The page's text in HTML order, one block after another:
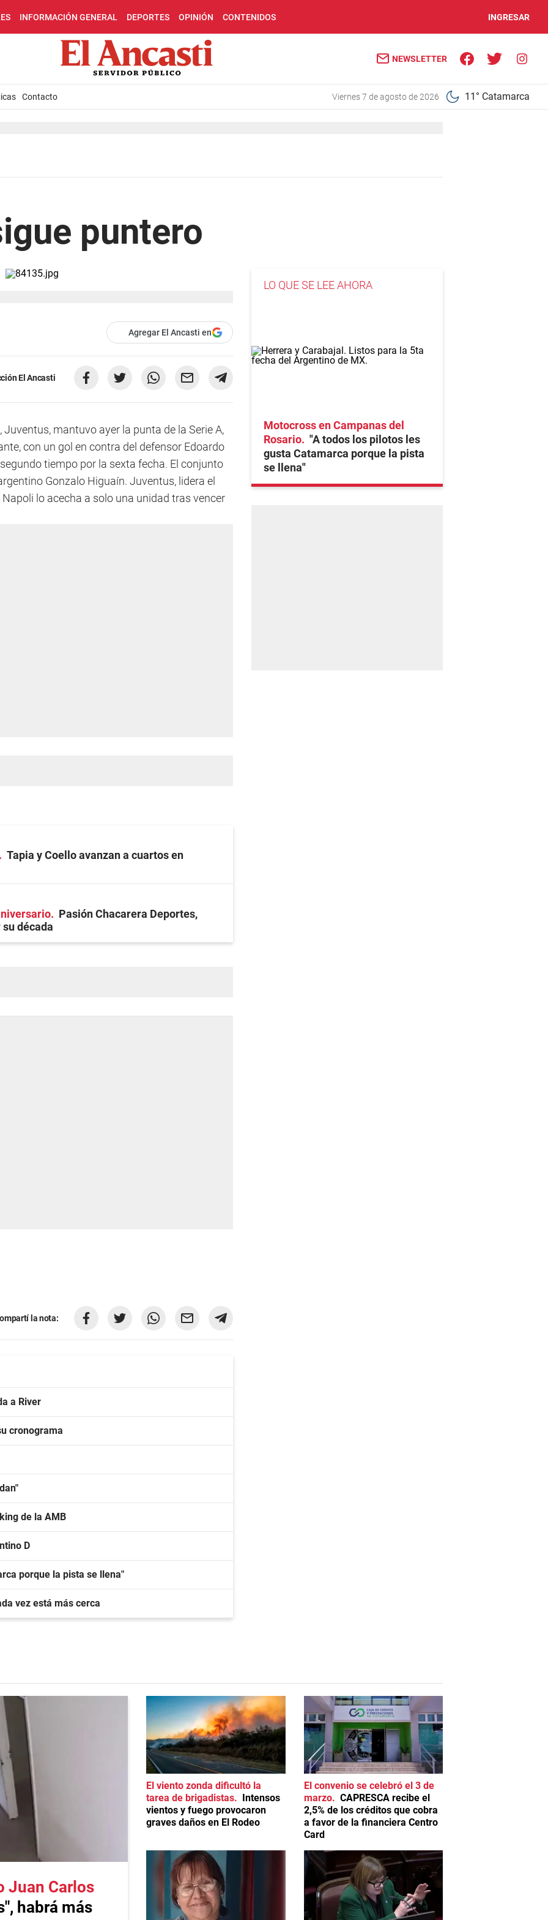
INFORMACIÓN GENERAL DEPORTES OPINIÓN CONTENIDOS INGRESAR
NEWSLETTER
Contacto viernes 7 de agosto de 2026 11° Catamarca
puntero
Agregar El Ancasti en
El Ancasti
mantuvo ayer la punta de la Serie A,
con un gol en contra del defensor Edoardo
tiempo por la sexta fecha. El conjunto
Gonzalo Higuaín. Juventus, lidera el
lo acecha a solo una unidad tras vencer
Tapia y Coello avanzan a cuartos en
Pasión Chacarera Deportes,
década
la nota:
a River
cronograma
de la AMB
D
porque la pista se llena"
vez está más cerca
LO QUE SE LEE AHORA
Motocross en Campanas del
Rosario
"A todos los pilotos les
gusta Catamarca porque la pista
se llena"
Juan Carlos
habrá más
El viento zonda dificultó la
tarea de brigadistas
Intensos
vientos y fuego provocaron
graves daños en El Rodeo
El convenio se celebró el 3 de
marzo
CAPRESCA recibe el
2,5% de los créditos que cobra
a favor de la financiera Centro
Card